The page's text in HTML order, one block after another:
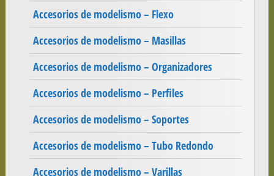
Accesorios de modelismo – Flexo
Accesorios de modelismo – Masillas
Accesorios de modelismo – Organizadores
Accesorios de modelismo – Perfiles
Accesorios de modelismo – Soportes
Accesorios de modelismo – Tubo Redondo
Accesorios de modelismo – Varillas